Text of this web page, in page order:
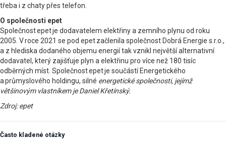
třeba i z chaty přes telefon.
O společnosti epet
Společnost epet je dodavatelem elektřiny a zemního plynu od roku
2005. V roce 2021 se pod epet začlenila společnost Dobrá Energie s.r.o.,
a z hlediska dodaného objemu energií tak vznikl největší alternativní
dodavatel, který zajišťuje plyn a elektřinu pro více než 180 tisíc
odběrných míst. Společnost epet je součástí Energetického
a průmyslového holdingu, silné energetické společnosti, jejímž
většinovým vlastníkem je Daniel Křetínský.
Zdroj: epet
Často kladené otázky